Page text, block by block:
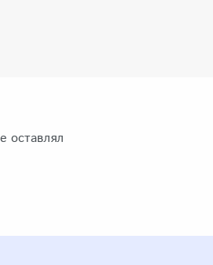
с открытой корневой
всех суккулентов, они
оставлял